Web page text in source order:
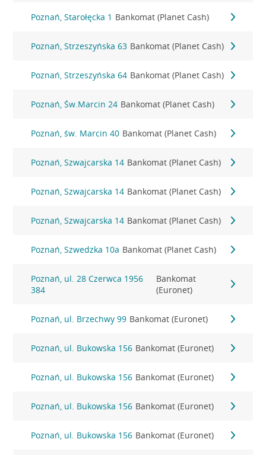
Poznań, Starołęcka 1 Bankomat (Planet Cash)
Poznań, Strzeszyńska 63 Bankomat (Planet Cash)
Poznań, Strzeszyńska 64 Bankomat (Planet Cash)
Poznań, Św.Marcin 24 Bankomat (Planet Cash)
Poznań, św. Marcin 40 Bankomat (Planet Cash)
Poznań, Szwajcarska 14 Bankomat (Planet Cash)
Poznań, Szwajcarska 14 Bankomat (Planet Cash)
Poznań, Szwajcarska 14 Bankomat (Planet Cash)
Poznań, Szwedzka 10a Bankomat (Planet Cash)
Poznań, ul. 28 Czerwca 1956
384
Bankomat
(Euronet)
Poznań, ul. Brzechwy 99 Bankomat (Euronet)
Poznań, ul. Bukowska 156 Bankomat (Euronet)
Poznań, ul. Bukowska 156 Bankomat (Euronet)
Poznań, ul. Bukowska 156 Bankomat (Euronet)
Poznań, ul. Bukowska 156 Bankomat (Euronet)